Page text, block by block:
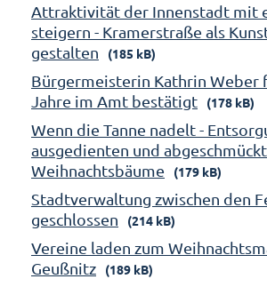
Attraktivität der Innenstadt mit
steigern - Kramerstraße als
gestalten
(185 kB)
Bürgermeisterin Kathrin Weber
Jahre im Amt bestätigt
(178 kB)
Wenn die Tanne nadelt -
ausgedienten und
Weihnachtsbäume
(179 kB)
Stadtverwaltung zwischen den
geschlossen
(214 kB)
Vereine laden zum
Geußnitz
(189 kB)